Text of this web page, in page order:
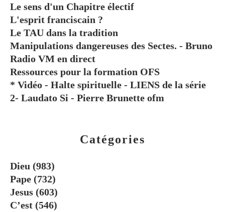
Catégories
Dieu (983)
Pape (732)
Jesus (603)
C’est (546)
Le sens d'un Chapitre électif
L'esprit franciscain ?
Le TAU dans la tradition
Manipulations dangereuses des Sectes. - Bruno
Radio VM en direct
Ressources pour la formation OFS
* Vidéo - Halte spirituelle - LIENS de la série
2- Laudato Si - Pierre Brunette ofm